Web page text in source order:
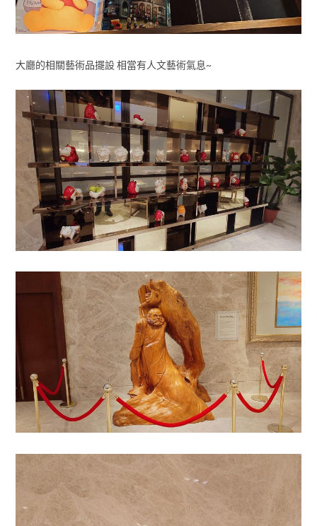
大廳的相關藝術品擺設 相當有人文藝術氣息~